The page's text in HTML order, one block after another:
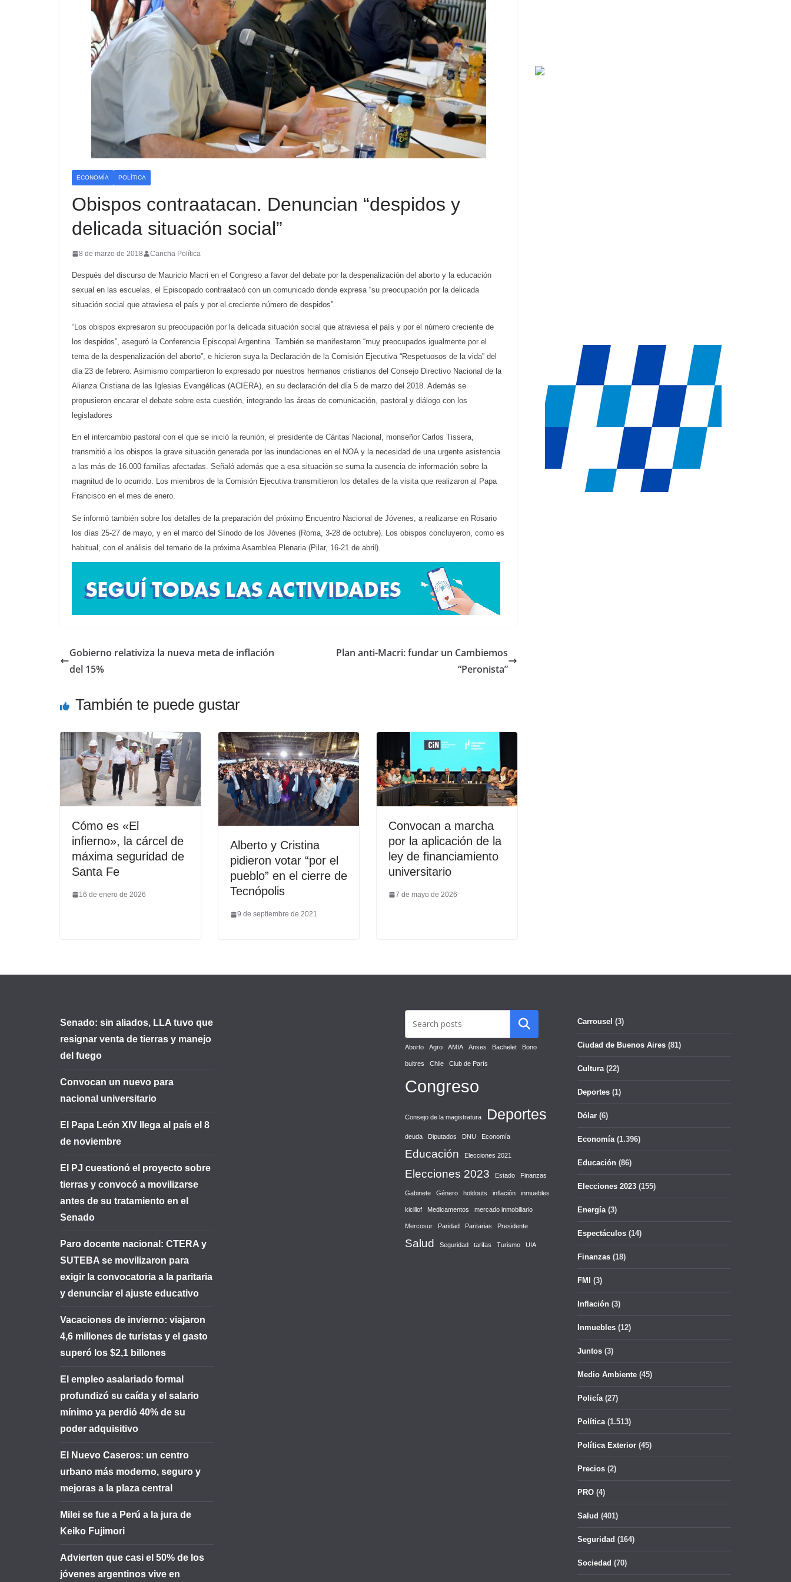
ECONOMÍA POLÍTICA
Obispos contraatacan. Denuncian “despidos y
delicada situación social”
8 de marzo de 2018 Cancha Política
Después del discurso de Mauricio Macri en el Congreso a favor del debate por la despenalización del aborto y la educación
sexual en las escuelas, el Episcopado contraatacó con un comunicado donde expresa “su preocupación por la delicada
situación social que atraviesa el país y por el creciente número de despidos”.
“Los obispos expresaron su preocupación por la delicada situación social que atraviesa el país y por el número creciente de
los despidos”, aseguró la Conferencia Episcopal Argentina. También se manifestaron “muy preocupados igualmente por el
tema de la despenalización del aborto”, e hicieron suya la Declaración de la Comisión Ejecutiva “Respetuosos de la vida” del
día 23 de febrero. Asimismo compartieron lo expresado por nuestros hermanos cristianos del Consejo Directivo Nacional de la
Alianza Cristiana de las Iglesias Evangélicas (ACIERA), en su declaración del día 5 de marzo del 2018. Además se
propusieron encarar el debate sobre esta cuestión, integrando las áreas de comunicación, pastoral y diálogo con los
legisladores
En el intercambio pastoral con el que se inició la reunión, el presidente de Cáritas Nacional, monseñor Carlos Tissera,
transmitió a los obispos la grave situación generada por las inundaciones en el NOA y la necesidad de una urgente asistencia
a las más de 16.000 familias afectadas. Señaló además que a esa situación se suma la ausencia de información sobre la
magnitud de lo ocurrido. Los miembros de la Comisión Ejecutiva transmitieron los detalles de la visita que realizaron al Papa
Francisco en el mes de enero.
Se informó también sobre los detalles de la preparación del próximo Encuentro Nacional de Jóvenes, a realizarse en Rosario
los días 25-27 de mayo, y en el marco del Sínodo de los Jóvenes (Roma, 3-28 de octubre). Los obispos concluyeron, como es
habitual, con el análisis del temario de la próxima Asamblea Plenaria (Pilar, 16-21 de abril).
Gobierno relativiza la nueva meta de inflación
del 15%
Plan anti-Macri: fundar un Cambiemos
“Peronista”
También te puede gustar
Cómo es «El
infierno», la cárcel de
máxima seguridad de
Santa Fe
16 de enero de 2026
Alberto y Cristina
pidieron votar “por el
pueblo” en el cierre de
Tecnópolis
9 de septiembre de 2021
Convocan a marcha
por la aplicación de la
ley de financiamiento
universitario
7 de mayo de 2026
Senado: sin aliados, LLA tuvo que
resignar venta de tierras y manejo
del fuego
Convocan un nuevo para
nacional universitario
El Papa León XIV llega al país el 8
de noviembre
El PJ cuestionó el proyecto sobre
tierras y convocó a movilizarse
antes de su tratamiento en el
Senado
Paro docente nacional: CTERA y
SUTEBA se movilizaron para
exigir la convocatoria a la paritaria
y denunciar el ajuste educativo
Vacaciones de invierno: viajaron
4,6 millones de turistas y el gasto
superó los $2,1 billones
El empleo asalariado formal
profundizó su caída y el salario
mínimo ya perdió 40% de su
poder adquisitivo
El Nuevo Caseros: un centro
urbano más moderno, seguro y
mejoras a la plaza central
Milei se fue a Perú a la jura de
Keiko Fujimori
Advierten que casi el 50% de los
jóvenes argentinos vive en
Aborto Agro AMIA Anses Bachelet Bono
buitres Chile Club de París
Congreso
Consejo de la magistratura Deportes
deuda Diputados DNU Economía
Educación Elecciones 2021
Elecciones 2023 Estado Finanzas
Gabinete Género holdouts inflación inmuebles
kicillof Medicamentos mercado inmobiliario
Mercosur Paridad Paritarias Presidente
Salud Seguridad tarifas Turismo UIA
Carrousel (3)
Ciudad de Buenos Aires (81)
Cultura(22)
Deportes (1)
Dólar (6)
Economía(1.396)
Educación (86)
Elecciones 2023 (155)
Energía(3)
Espectáculos (14)
Finanzas (18)
FMI (3)
Inflación (3)
Inmuebles (12)
Juntos (3)
Medio Ambiente (45)
Policía(27)
Política(1.513)
Política Exterior (45)
Precios (2)
PRO (4)
Salud (401)
Seguridad (164)
Sociedad (70)